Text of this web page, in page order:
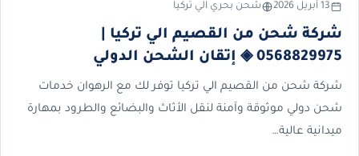
13 أبريل 2026 شحن بحري الي تركيا
شركة شحن من القصيم الي تركيا |
0568829975 ◈ إتقان الشحن الدولي
شركة شحن من القصيم الي تركيا توفر لك مع الرهوان خدمات
شحن دولي موثوقة وآمنة لنقل الأثاث والبضائع والطرود بمهارة
ميدانية عالية…